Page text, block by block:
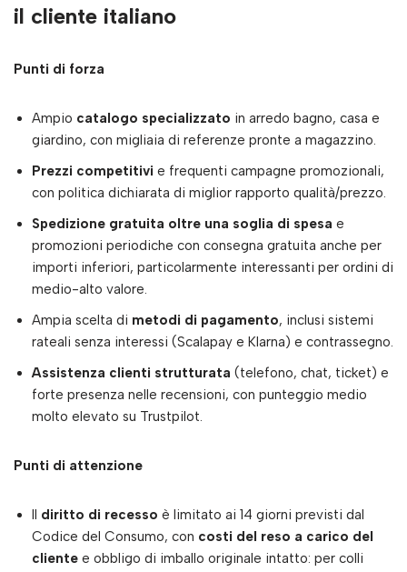
il cliente italiano
Punti di forza
Ampio catalogo specializzato in arredo bagno, casa e
giardino, con migliaia di referenze pronte a magazzino.
Prezzi competitivi e frequenti campagne promozionali,
con politica dichiarata di miglior rapporto qualità/prezzo.
Spedizione gratuita oltre una soglia di spesa e
promozioni periodiche con consegna gratuita anche per
importi inferiori, particolarmente interessanti per ordini di
medio-alto valore.
Ampia scelta di metodi di pagamento, inclusi sistemi
rateali senza interessi (Scalapay e Klarna) e contrassegno.
Assistenza clienti strutturata (telefono, chat, ticket) e
forte presenza nelle recensioni, con punteggio medio
molto elevato su Trustpilot.
Punti di attenzione
Il diritto di recesso è limitato ai 14 giorni previsti dal
Codice del Consumo, con costi del reso a carico del
cliente e obbligo di imballo originale intatto: per colli